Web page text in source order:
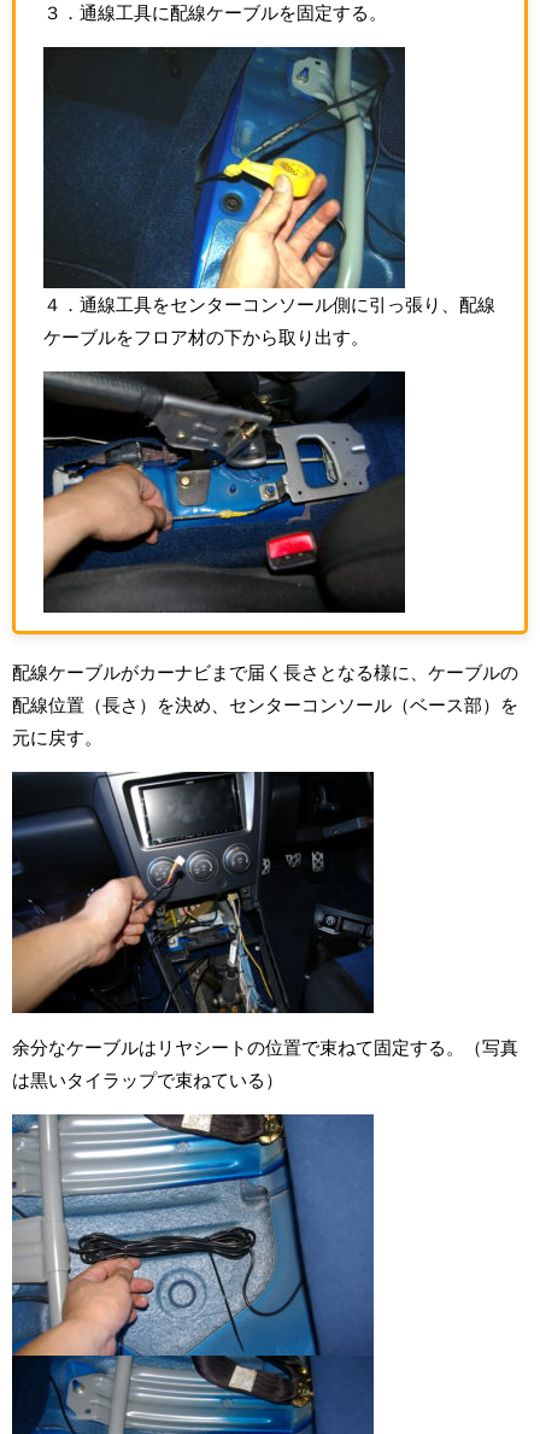
３．通線工具に配線ケーブルを固定する。
４．通線工具をセンターコンソール側に引っ張り、配線
ケーブルをフロア材の下から取り出す。
配線ケーブルがカーナビまで届く長さとなる様に、ケーブルの
配線位置（長さ）を決め、センターコンソール（ベース部）を
元に戻す。
余分なケーブルはリヤシートの位置で束ねて固定する。（写真
は黒いタイラップで束ねている）